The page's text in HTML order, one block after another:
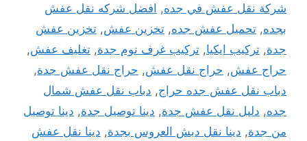
شركة نقل عفش في جده, افضل شركه نقل عفش
بجده, تحميل عفش جده, تخزين عفش, تخزين عفش
جدة, تركيب ايكيا, تركيب غرف نوم جدة, تغليف عفش,
حراج عفش, حراج نقل عفش, حراج نقل عفش جدة,
دباب نقل عفش جده حراج, دباب نقل عفش شمال
جده, دليل نقل عفش جدة, دينا توصيل جدة, دينا توصيل
من جدة, دينا نقل دبش العروس بجدة, دينا نقل عفش